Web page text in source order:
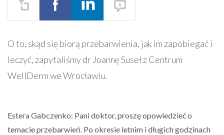
6
O to, skąd się biorą przebarwienia, jak im zapobiegać i
leczyć, zapytaliśmy dr Joannę Suseł z Centrum
WellDerm we Wrocławiu.
Estera Gabczenko: Pani doktor, proszę opowiedzieć o
temacie przebarwień. Po okresie letnim i długich godzinach